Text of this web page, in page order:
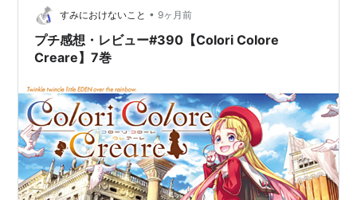
すみにおけないこと • 9ヶ月前
プチ感想・レビュー#390【Colori Colore
Creare】7巻